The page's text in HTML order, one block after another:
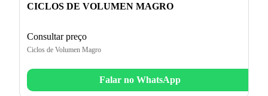
CICLOS DE VOLUMEN MAGRO
Consultar preço
Ciclos de Volumen Magro
Falar no WhatsApp